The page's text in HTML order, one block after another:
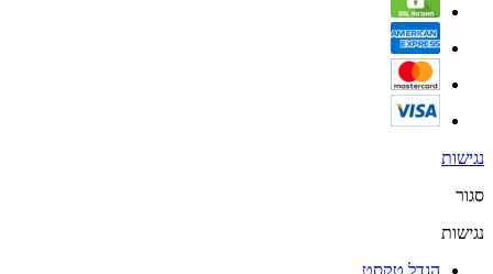
נגישות
סגור
נגישות
הגדל טקסט